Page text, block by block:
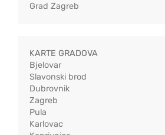
Grad Zagreb
KARTE GRADOVA
Bjelovar
Slavonski brod
Dubrovnik
Zagreb
Pula
Karlovac